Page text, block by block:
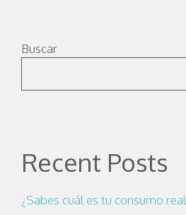
Buscar
Recent Posts
¿Sabes cuál es tu consumo